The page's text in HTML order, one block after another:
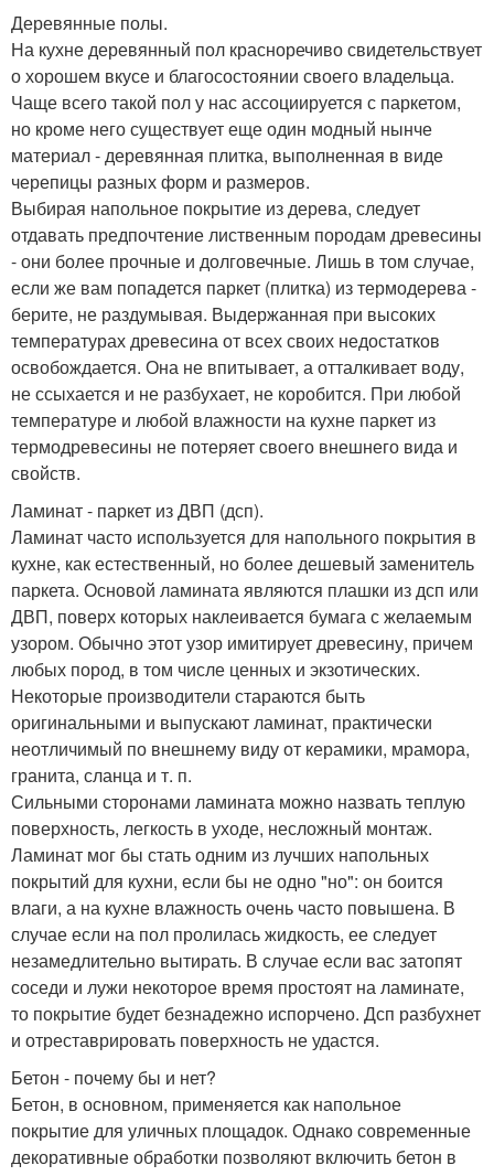
Деревянные полы.
На кухне деревянный пол красноречиво свидетельствует
о хорошем вкусе и благосостоянии своего владельца.
Чаще всего такой пол у нас ассоциируется с паркетом,
но кроме него существует еще один модный нынче
материал - деревянная плитка, выполненная в виде
черепицы разных форм и размеров.
Выбирая напольное покрытие из дерева, следует
отдавать предпочтение лиственным породам древесины
- они более прочные и долговечные. Лишь в том случае,
если же вам попадется паркет (плитка) из термодерева -
берите, не раздумывая. Выдержанная при высоких
температурах древесина от всех своих недостатков
освобождается. Она не впитывает, а отталкивает воду,
не ссыхается и не разбухает, не коробится. При любой
температуре и любой влажности на кухне паркет из
термодревесины не потеряет своего внешнего вида и
свойств.
Ламинат - паркет из ДВП (дсп).
Ламинат часто используется для напольного покрытия в
кухне, как естественный, но более дешевый заменитель
паркета. Основой ламината являются плашки из дсп или
ДВП, поверх которых наклеивается бумага с желаемым
узором. Обычно этот узор имитирует древесину, причем
любых пород, в том числе ценных и экзотических.
Некоторые производители стараются быть
оригинальными и выпускают ламинат, практически
неотличимый по внешнему виду от керамики, мрамора,
гранита, сланца и т. п.
Сильными сторонами ламината можно назвать теплую
поверхность, легкость в уходе, несложный монтаж.
Ламинат мог бы стать одним из лучших напольных
покрытий для кухни, если бы не одно "но": он боится
влаги, а на кухне влажность очень часто повышена. В
случае если на пол пролилась жидкость, ее следует
незамедлительно вытирать. В случае если вас затопят
соседи и лужи некоторое время простоят на ламинате,
то покрытие будет безнадежно испорчено. Дсп разбухнет
и отреставрировать поверхность не удастся.
Бетон - почему бы и нет?
Бетон, в основном, применяется как напольное
покрытие для уличных площадок. Однако современные
декоративные обработки позволяют включить бетон в